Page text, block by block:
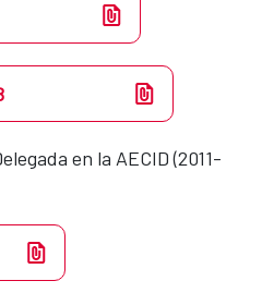
en la AECID (2011-